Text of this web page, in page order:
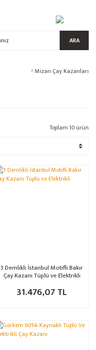
ARA
Mizan Çay Kazanları
Toplam 10 ürün
3 Demlikli İstanbul Motifli Bakır
Çay Kazanı Tüplü ve Elektrikli
31.476,07 TL